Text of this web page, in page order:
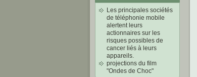
Les principales sociétés
de téléphonie mobile
alertent leurs
actionnaires sur les
risques possibles de
cancer liés à leurs
appareils.
projections du film
"Ondes de Choc"